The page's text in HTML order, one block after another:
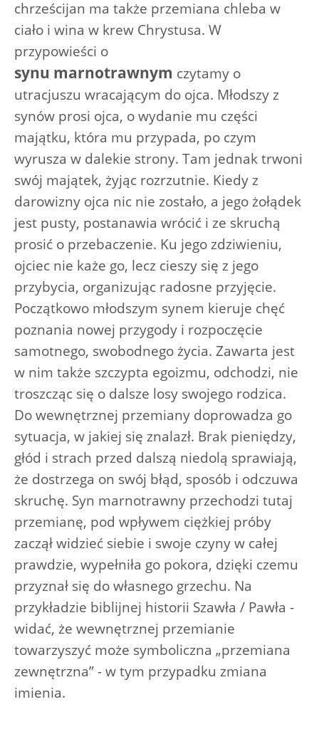
chrześcijan ma także przemiana chleba w
ciało i wina w krew Chrystusa. W
przypowieści o
synu marnotrawnym czytamy o
utracjuszu wracającym do ojca. Młodszy z
synów prosi ojca, o wydanie mu części
majątku, która mu przypada, po czym
wyrusza w dalekie strony. Tam jednak trwoni
swój majątek, żyjąc rozrzutnie. Kiedy z
darowizny ojca nic nie zostało, a jego żołądek
jest pusty, postanawia wrócić i ze skruchą
prosić o przebaczenie. Ku jego zdziwieniu,
ojciec nie każe go, lecz cieszy się z jego
przybycia, organizując radosne przyjęcie.
Początkowo młodszym synem kieruje chęć
poznania nowej przygody i rozpoczęcie
samotnego, swobodnego życia. Zawarta jest
w nim także szczypta egoizmu, odchodzi, nie
troszcząc się o dalsze losy swojego rodzica.
Do wewnętrznej przemiany doprowadza go
sytuacja, w jakiej się znalazł. Brak pieniędzy,
głód i strach przed dalszą niedolą sprawiają,
że dostrzega on swój błąd, sposób i odczuwa
skruchę. Syn marnotrawny przechodzi tutaj
przemianę, pod wpływem ciężkiej próby
zaczął widzieć siebie i swoje czyny w całej
prawdzie, wypełniła go pokora, dzięki czemu
przyznał się do własnego grzechu. Na
przykładzie biblijnej historii Szawła / Pawła -
widać, że wewnętrznej przemianie
towarzyszyć może symboliczna „przemiana
zewnętrzna” - w tym przypadku zmiana
imienia.